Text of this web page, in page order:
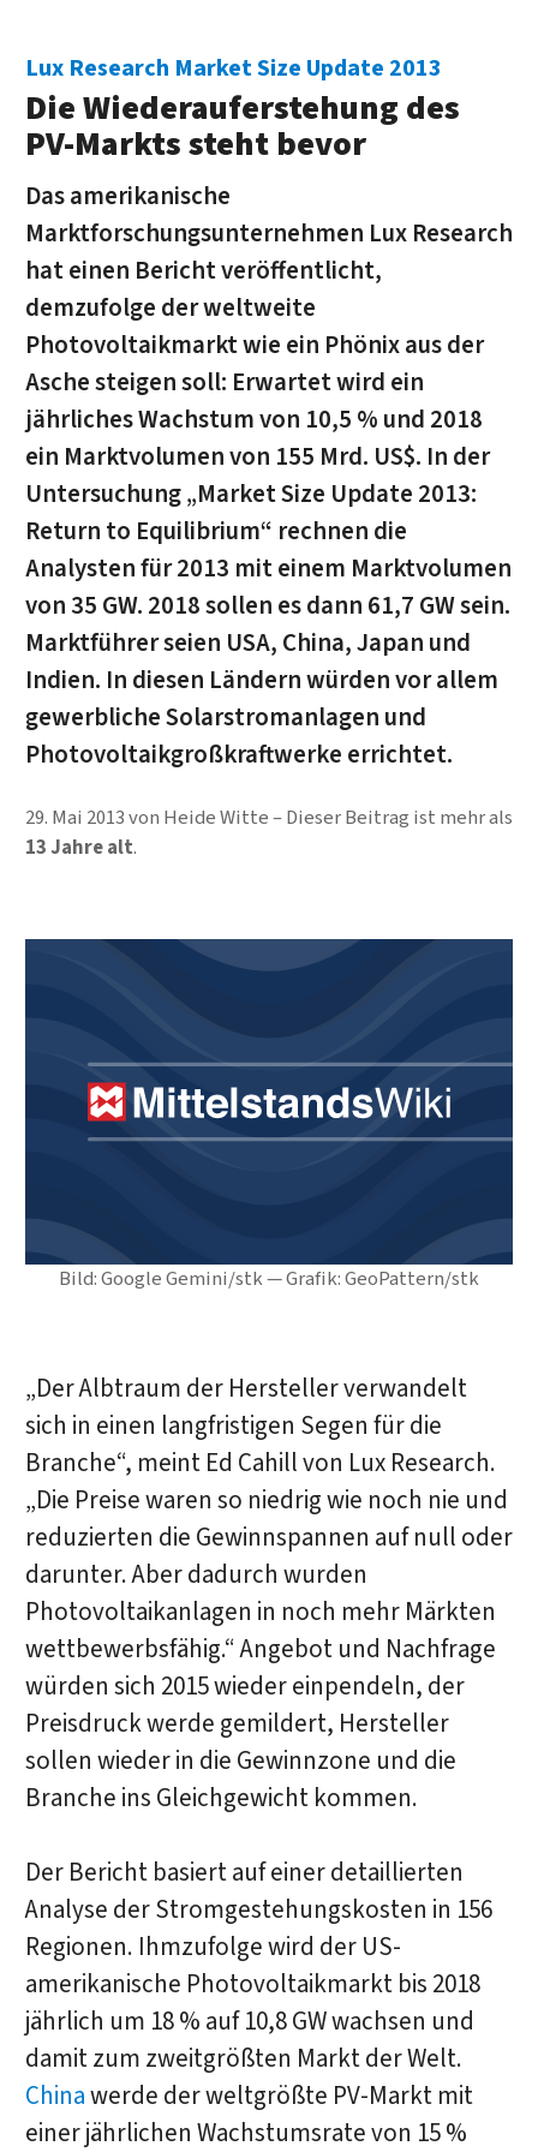
Bild: Google Gemini/stk — Grafik: GeoPattern/stk
Lux Research Market Size Update 2013
Die Wiederauferstehung des
PV-Markts steht bevor
Das amerikanische
Marktforschungsunternehmen Lux Research
hat einen Bericht veröffentlicht,
demzufolge der weltweite
Photovoltaikmarkt wie ein Phönix aus der
Asche steigen soll: Erwartet wird ein
jährliches Wachstum von 10,5 % und 2018
ein Marktvolumen von 155 Mrd. US$. In der
Untersuchung „Market Size Update 2013:
Return to Equilibrium“ rechnen die
Analysten für 2013 mit einem Marktvolumen
von 35 GW. 2018 sollen es dann 61,7 GW sein.
Marktführer seien USA, China, Japan und
Indien. In diesen Ländern würden vor allem
gewerbliche Solarstromanlagen und
Photovoltaikgroßkraftwerke errichtet.
29. Mai 2013von Heide Witte
Dieser Beitrag ist mehr als
13 Jahre alt.
„Der Albtraum der Hersteller verwandelt
sich in einen langfristigen Segen für die
Branche“, meint Ed Cahill von Lux Research.
„Die Preise waren so niedrig wie noch nie und
reduzierten die Gewinnspannen auf null oder
darunter. Aber dadurch wurden
Photovoltaikanlagen in noch mehr Märkten
wettbewerbsfähig.“ Angebot und Nachfrage
würden sich 2015 wieder einpendeln, der
Preisdruck werde gemildert, Hersteller
sollen wieder in die Gewinnzone und die
Branche ins Gleichgewicht kommen.
Der Bericht basiert auf einer detaillierten
Analyse der Stromgestehungskosten in 156
Regionen. Ihmzufolge wird der US-
amerikanische Photovoltaikmarkt bis 2018
jährlich um 18 % auf 10,8 GW wachsen und
damit zum zweitgrößten Markt der Welt.
Chinawerde der weltgrößte PV-Markt mit
einer jährlichen Wachstumsrate von 15 %